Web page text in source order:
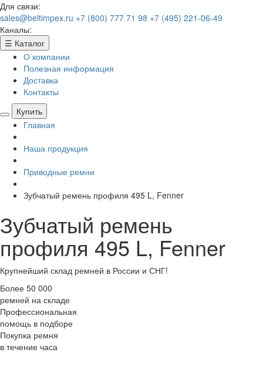
Для связи:
sales@beltimpex.ru +7 (800) 777 71 98 +7 (495) 221-06-49
Каналы:
☰ Каталог
О компании
Полезная информация
Доставка
Контакты
Купить
Главная
Наша продукция
Приводные ремни
Зубчатый ремень профиля 495 L, Fenner
Зубчатый ремень
профиля 495 L, Fenner
Крупнейший склад ремней в России и СНГ!
Более 50 000
ремней на складе
Профессиональная
помощь в подборе
Покупка ремня
в течение часа